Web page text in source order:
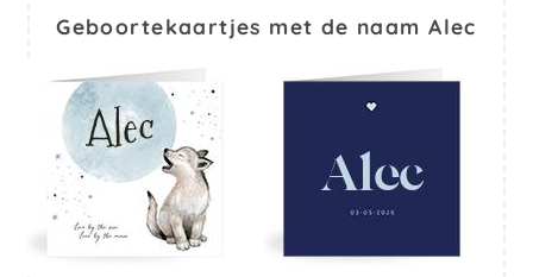
Geboortekaartjes met de naam Alec